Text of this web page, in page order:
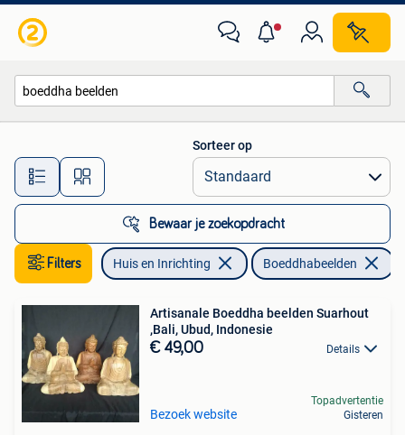
Alle afstanden…
Sorteer op
Bewaar je zoekopdracht
Filters Huis en Inrichting Boeddhabeelden
Artisanale Boeddha beelden Suarhout
,Bali, Ubud, Indonesie
€ 49,00 Details
Bezoek website
Topadvertentie
Gisteren